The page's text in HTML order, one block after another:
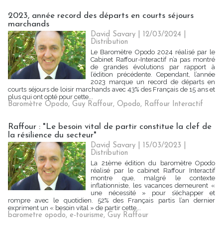
2023, année record des départs en courts séjours
marchands
David Savary | 12/03/2024
Distribution
Le Baromètre Opodo 2024 réalisé par le
Cabinet Raffour-Interactif n’a pas montré
de grandes évolutions par rapport à
l’édition précédente. Cependant, l’année
2023 marque un record de départs en
courts séjours de loisir marchands avec 43% des Français de 15 ans et
plus qui ont opté pour cette...
Baromètre Opodo, Guy Raffour, Opodo, Raffour Interactif
Raffour : "Le besoin vital de partir constitue la clef de
la résilience du secteur"
David Savary | 15/03/2023
Distribution
La 21ème édition du baromètre Opodo
réalisé par le cabinet Raffour Interactif
montre que, malgré le contexte
inflationniste, les vacances demeurent «
une nécessité » pour s’échapper et
rompre avec le quotidien. 52% des Français partis l’an dernier
expriment un « besoin vital » de partir cette...
barometre opodo, e-tourisme, Guy Raffour